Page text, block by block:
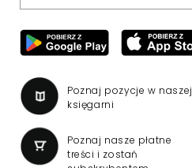
Poznaj pozycje w naszej
księgarni
Poznaj nasze płatne
treści i zostań